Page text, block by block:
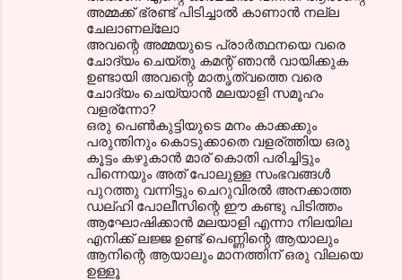
അമ്മക്ക് ഭ്രണ്ട് പിടിച്ചാൽ കാണാൻ നല്ല
ചേലാണല്ലോ
അവന്റെ അമ്മയുടെ പ്രാർത്ഥനയെ വരെ
ചോദ്യം ചെയ്തു കമന്റ്‌ ഞാൻ വായിക്കുക
ഉണ്ടായി അവന്റെ മാതൃത്വത്തെ വരെ
ചോദ്യം ചെയ്യാൻ മലയാളി സമൂഹം
വളര്ന്നോ?
ഒരു പെണ്‍കുട്ടിയുടെ മനം കാക്കക്കും
പരുന്തിനും കൊടുക്കാതെ വളര്ത്തിയ ഒരു
കൂട്ടം കഴുകാൻ മാര് കൊതി പരിച്ചിട്ടും
പിന്നെയും അത് പോലുള്ള സംഭവങ്ങൾ
പുറത്തു വന്നിട്ടും ചെറുവിരൽ അനക്കാത്ത
ഡല്ഹി പോലീസിന്റെ ഈ കണ്ടു പിടിത്തം
ആഘോഷിക്കാൻ മലയാളി എന്നാ നിലയില
എനിക്ക് ലജ്ജ ഉണ്ട് പെണ്ണിന്റെ ആയാലും
ആനിന്റെ ആയാലും മാനത്തിന് ഒരു വിലയെ
ഉള്ളൂ